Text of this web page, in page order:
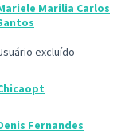
Marilia Carlos
excluído
Fernandes